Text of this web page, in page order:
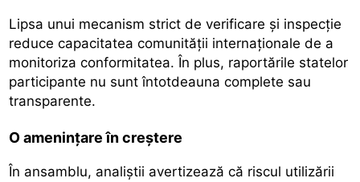
Lipsa unui mecanism strict de verificare și inspecție
reduce capacitatea comunității internaționale de a
monitoriza conformitatea. În plus, raportările statelor
participante nu sunt întotdeauna complete sau
transparente.
O amenințare în creștere
În ansamblu, analiștii avertizează că riscul utilizării